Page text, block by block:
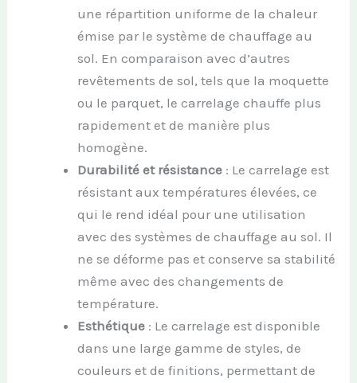
une répartition uniforme de la chaleur
émise par le système de chauffage au
sol. En comparaison avec d’autres
revêtements de sol, tels que la moquette
ou le parquet, le carrelage chauffe plus
rapidement et de manière plus
homogène.
Durabilité et résistance : Le carrelage est
résistant aux températures élevées, ce
qui le rend idéal pour une utilisation
avec des systèmes de chauffage au sol. Il
ne se déforme pas et conserve sa stabilité
même avec des changements de
température.
Esthétique : Le carrelage est disponible
dans une large gamme de styles, de
couleurs et de finitions, permettant de